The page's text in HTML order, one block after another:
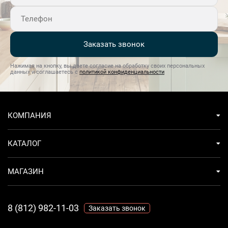
преимущества:Орбитальная система мойкиКорзина
FlexiDuoСистема безопасности AquaStop
Заказать звонок
Нажимая на кнопку, вы даете согласие на обработку своих персональных
данных и соглашаетесь с политикой конфиденциальности
КОМПАНИЯ
КАТАЛОГ
МАГАЗИН
8 (812) 982-11-03 Заказать звонок